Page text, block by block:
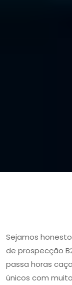
Sejamos
de prospecção
passa horas
únicos com